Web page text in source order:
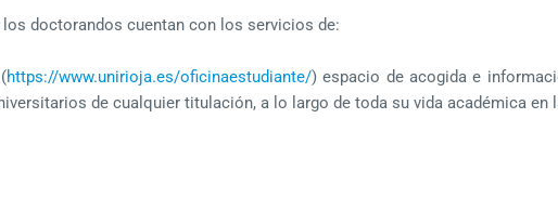
los doctorandos cuentan con los servicios de:
https://www.unirioja.es/oficinaestudiante/) espacio de acogida e
de cualquier titulación, a lo largo de toda su vida académica en